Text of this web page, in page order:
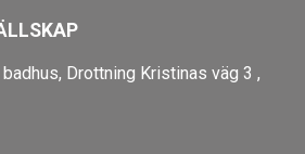
Drottning Kristinas väg 3 ,